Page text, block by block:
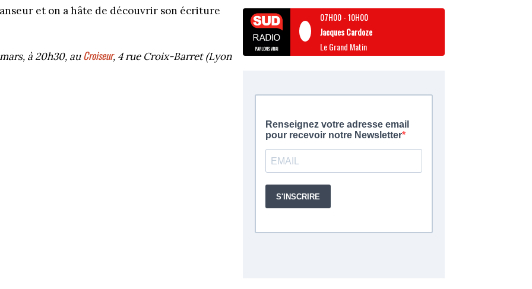
et on a hâte de découvrir son écriture
à 20h30, auCroiseur, 4 rue Croix-Barret (Lyon
07H00-10H00
Jacques Cardoze
Le Grand Matin